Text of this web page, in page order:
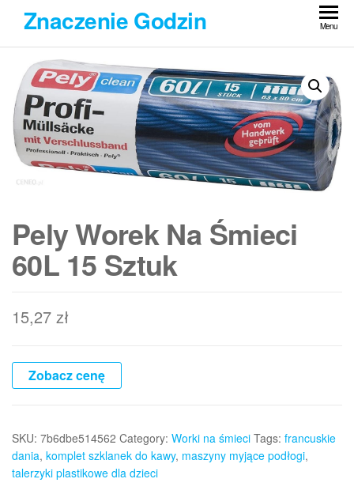
Przejdź
treści
Znaczenie Godzin Menu
Pely Worek Na Śmieci
60L 15 Sztuk
15,27 zł
Zobacz cenę
SKU: 7b6dbe514562 Category: Worki na śmieci Tags: francuskie
dania, komplet szklanek do kawy, maszyny myjące podłogi,
talerzyki plastikowe dla dzieci